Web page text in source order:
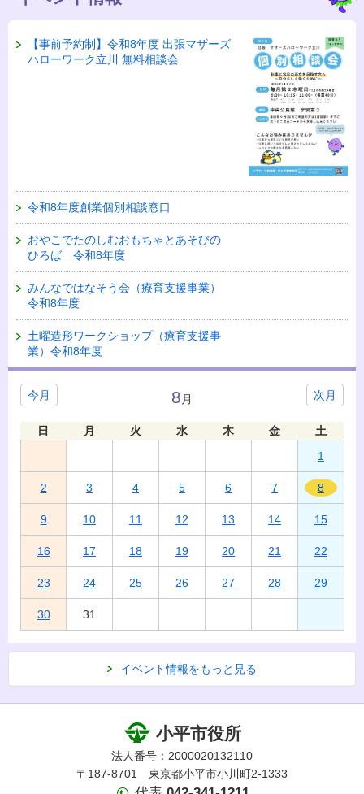
【事前予約制】令和8年度 出張マザーズ
ハローワーク立川 無料相談会
令和8年度創業個別相談窓口
おやこでたのしむおもちゃとあそびの
ひろば 令和8年度
みんなではなそう会（療育支援事業）
令和8年度
土曜造形ワークショップ（療育支援事
業）令和8年度
今月 次月
8月
日 月 火 水 木 金
土
1
2 3 4 5 6 7 8
9 10 11 12 13 14 15
16 17 18 19 20 21 22
23 24 25 26 27 28 29
30 31
イベント情報をもっと見る
小平市役所
法人番号：2000020132110
〒187-8701 東京都小平市小川町2-1333